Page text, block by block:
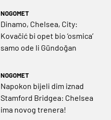
NOGOMET
Dinamo, Chelsea, City:
Kovačić bi opet bio ‘osmica’
samo ode li Gündoğan
NOGOMET
Napokon bijeli dim iznad
Stamford Bridgea: Chelsea
ima novog trenera!